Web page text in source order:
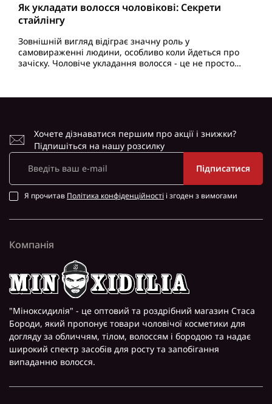
Як укладати волосся чоловікові: Секрети
стайлінгу
Зовнішній вигляд відіграє значну роль у
самовираженні людини, особливо коли йдеться про
зачіску. Чоловіче укладання волосся - це не просто
Хочете дізнаватися першим про акції і знижки?
Підпишіться на нашу розсилку
Підписатися
Я прочитав Політика конфіденційності і згоден з вимогами
Компанія
"Міноксидилія" - це оптовий та роздрібний магазин Стаса
Бороди, який пропонує товари чоловічої косметики для
догляду за обличчям, тілом, волоссям і бородою та надає
широкий спектр засобів для росту та запобігання
випаданню волосся.